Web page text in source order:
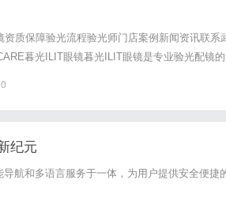
质保障验光流程验光师门店案例新闻资讯联系
暮光ILIT眼镜暮光ILIT眼镜是专业验光配镜的
以完整验光、正品镜片、透明价格和直营售后为
比...
纪元
航和多语言服务于一体，为用户提供安全便捷